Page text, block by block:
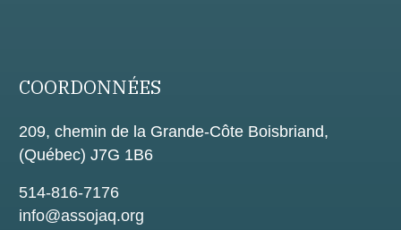
COORDONNÉES
209, chemin de la Grande-Côte Boisbriand,
(Québec) J7G 1B6
514-816-7176
info@assojaq.org